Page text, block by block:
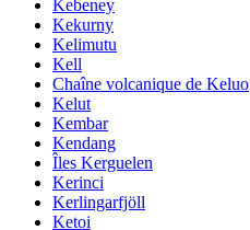
Kebeney
Kekurny
Kelimutu
Kell
Chaîne volcanique de Keluo
Kelut
Kembar
Kendang
Îles Kerguelen
Kerinci
Kerlingarfjöll
Ketoi